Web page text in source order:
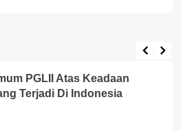
PGLII Atas Keadaan
Terjadi Di Indonesia